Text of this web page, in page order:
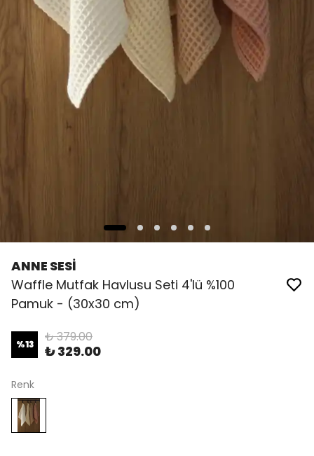
ANNE SESİ
Waffle Mutfak Havlusu Seti 4'lü %100
Pamuk - (30x30 cm)
%13 ₺ 379.00
₺ 329.00
Renk